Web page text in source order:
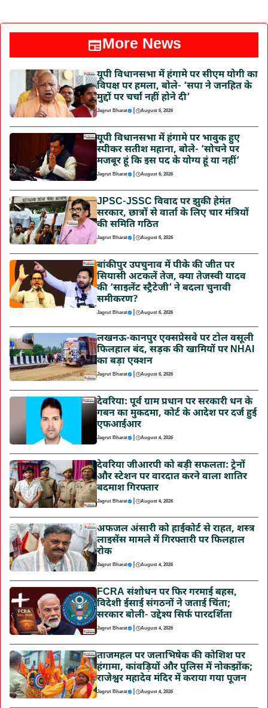
More News
यूपी विधानसभा में हंगामे पर सीएम योगी का
विपक्ष पर हमला, बोले- ‘सपा ने जनहित के
मुद्दों पर चर्चा नहीं होने दी’
Jagrut Bharat | August 6, 2026
यूपी विधानसभा में हंगामे पर भावुक हुए
स्पीकर सतीश महाना, बोले- ‘सोचने पर
मजबूर हूं कि इस पद के योग्य हूं या नहीं’
Jagrut Bharat | August 6, 2026
JPSC-JSSC विवाद पर झुकी हेमंत
सरकार, छात्रों से वार्ता के लिए चार मंत्रियों
की समिति गठित
Jagrut Bharat | August 6, 2026
बांकीपुर उपचुनाव में पीके की जीत पर
सियासी अटकलें तेज, क्या तेजस्वी यादव
की ‘साइलेंट स्ट्रैटेजी’ ने बदला चुनावी
समीकरण?
Jagrut Bharat | August 6, 2026
लखनऊ-कानपुर एक्सप्रेसवे पर टोल वसूली
फिलहाल बंद, सड़क की खामियों पर NHAI
का बड़ा एक्शन
Jagrut Bharat | August 6, 2026
देवरिया: पूर्व ग्राम प्रधान पर सरकारी धन के
गबन का मुकदमा, कोर्ट के आदेश पर दर्ज हुई
एफआईआर
Jagrut Bharat | August 4, 2026
देवरिया जीआरपी को बड़ी सफलता: ट्रेनों
और स्टेशन पर वारदात करने वाला शातिर
बदमाश गिरफ्तार
Jagrut Bharat | August 4, 2026
अफजल अंसारी को हाईकोर्ट से राहत, शस्त्र
लाइसेंस मामले में गिरफ्तारी पर फिलहाल
रोक
Jagrut Bharat | August 4, 2026
FCRA संशोधन पर फिर गरमाई बहस,
विदेशी ईसाई संगठनों ने जताई चिंता;
सरकार बोली- उद्देश्य सिर्फ पारदर्शिता
Jagrut Bharat | August 4, 2026
ताजमहल पर जलाभिषेक की कोशिश पर
हंगामा, कांवड़ियों और पुलिस में नोकझोंक;
राजेश्वर महादेव मंदिर में कराया गया पूजन
Jagrut Bharat | August 4, 2026